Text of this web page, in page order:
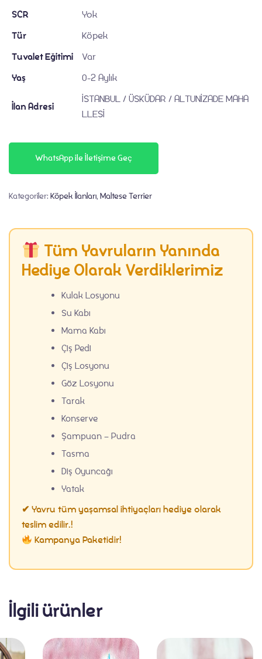
İletişim
SCR Yok
Tür Köpek
Tuvalet Eğitimi Var
Yaş 0-2 Aylık
İlan Adresi
İSTANBUL / ÜSKÜDAR / ALTUNİZADE MAHA
LLESİ
WhatsApp ile İletişime Geç
Kategoriler: Köpek İlanları, Maltese Terrier
Tüm Yavruların Yanında
Hediye Olarak Verdiklerimiz
Kulak Losyonu
Su Kabı
Mama Kabı
Çiş Pedi
Çiş Losyonu
Göz Losyonu
Tarak
Konserve
Şampuan – Pudra
Tasma
Diş Oyuncağı
Yatak
✔ Yavru tüm yaşamsal ihtiyaçları hediye olarak
teslim edilir.!
Kampanya Paketidir!
İlgili ürünler